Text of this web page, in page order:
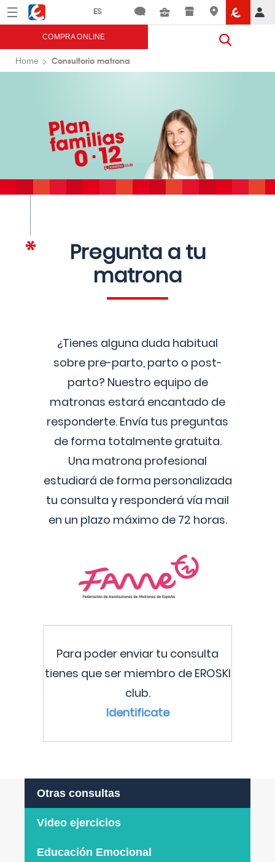
Menú Eroski
COMPRA ONLINE
Home Consultorio matrona
Pregunta a tu
matrona
¿Tienes alguna duda habitual
sobre pre-parto, parto o post-
parto? Nuestro equipo de
matronas estará encantado de
responderte. Envía tus preguntas
de forma totalmente gratuita.
Una matrona profesional
estudiará de forma personalizada
tu consulta y responderá vía mail
en un plazo máximo de 72 horas.
Para poder enviar tu consulta
tienes que ser miembro de EROSKI
club.
Identificate
Otras consultas
Video ejercicios
Educación Emocional